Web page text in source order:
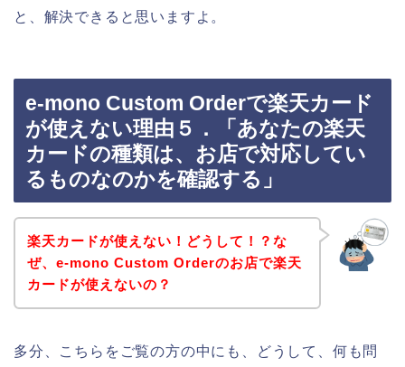
と、解決できると思いますよ。
e-mono Custom Orderで楽天カード
が使えない理由５．「あなたの楽天
カードの種類は、お店で対応してい
るものなのかを確認する」
楽天カードが使えない！どうして！？な
ぜ、e-mono Custom Orderのお店で楽天
カードが使えないの？
多分、こちらをご覧の方の中にも、どうして、何も問